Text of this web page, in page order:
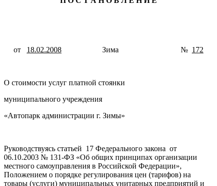
от 18.02.2008 Зима № 172
О стоимости услуг платной стоянки
муниципального учреждения
«Автопарк администрации г. Зимы»
Руководствуясь статьей 17 Федерального закона от
06.10.2003 № 131-ФЗ «Об общих принципах организации
местного самоуправления в Российской Федерации»,
Положением о порядке регулирования цен (тарифов) на
товары (услуги) муниципальных унитарных предприятий и